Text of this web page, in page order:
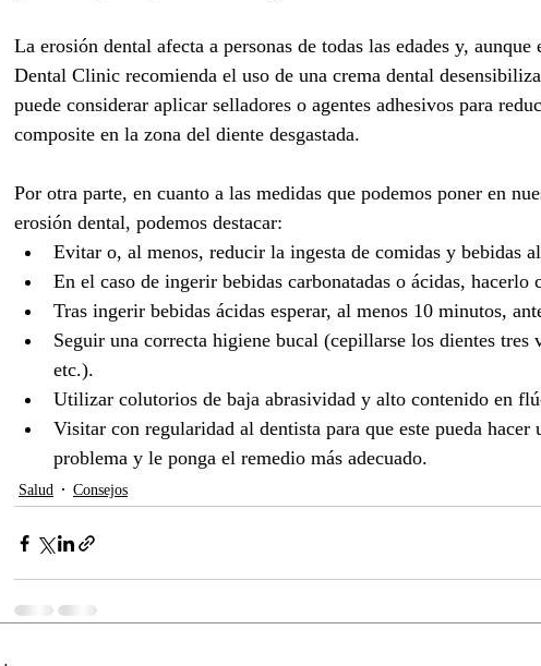
La erosión dental afecta a personas de todas las edades y,
Dental Clinic recomienda el uso de una crema dental
puede considerar aplicar selladores o agentes adhesivos para
composite en la zona del diente desgastada.
Por otra parte, en cuanto a las medidas que podemos poner en
erosión dental, podemos destacar:
Evitar o, al menos, reducir la ingesta de comidas y bebidas
En el caso de ingerir bebidas carbonatadas o ácidas, hacerlo
Tras ingerir bebidas ácidas esperar, al menos 10 minutos,
Seguir una correcta higiene bucal (cepillarse los dientes tres
etc.).
Utilizar colutorios de baja abrasividad y alto contenido en
Visitar con regularidad al dentista para que este pueda hacer
problema y le ponga el remedio más adecuado.
Salud Consejos